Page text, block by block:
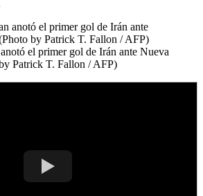
el primer gol de Irán ante Nueva
Patrick T. Fallon / AFP)